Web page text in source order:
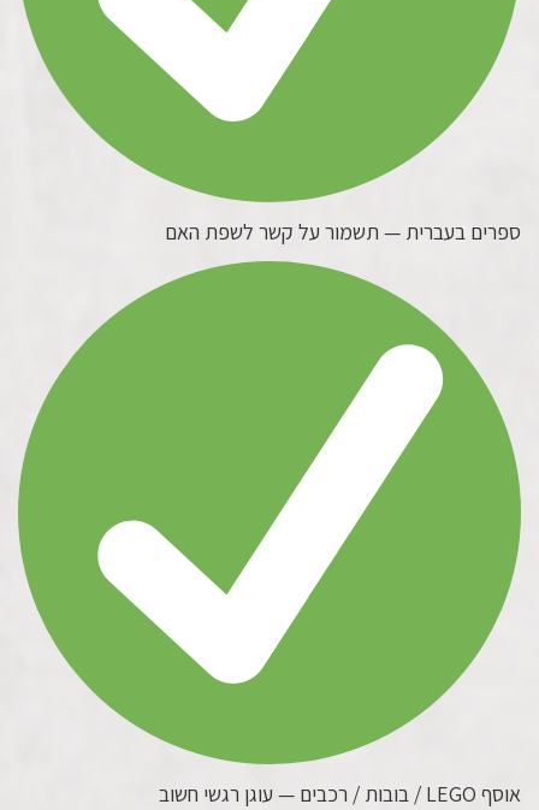
ספרים בעברית — תשמור על קשר לשפת האם
אוסף LEGO / בובות / רכבים — עוגן רגשי חשוב